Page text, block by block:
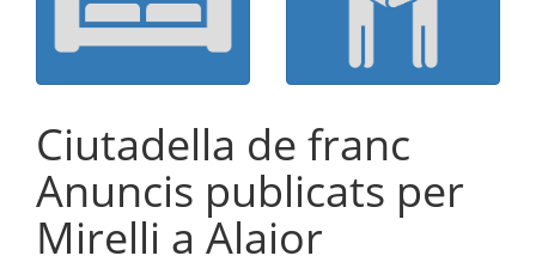
Ciutadella de franc
Anuncis publicats per
Mirelli a Alaior